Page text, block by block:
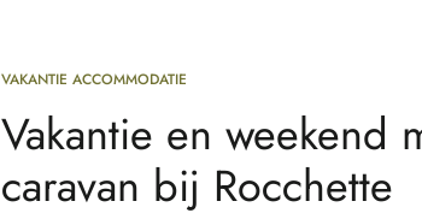
VAKANTIE ACCOMMODATIE
Vakantie en weekend
caravan bij Rocchette